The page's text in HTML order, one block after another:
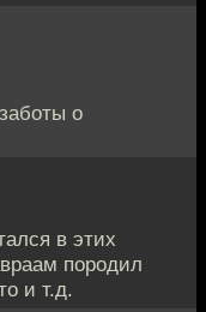
о
в этих
породил
и т.д.